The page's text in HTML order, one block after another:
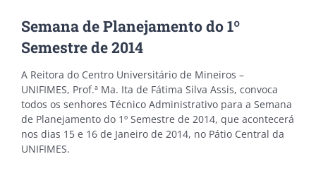
Semana de Planejamento do 1º
Semestre de 2014
A Reitora do Centro Universitário de Mineiros –
UNIFIMES, Prof.ª Ma. Ita de Fátima Silva Assis, convoca
todos os senhores Técnico Administrativo para a Semana
de Planejamento do 1º Semestre de 2014, que acontecerá
nos dias 15 e 16 de Janeiro de 2014, no Pátio Central da
UNIFIMES.